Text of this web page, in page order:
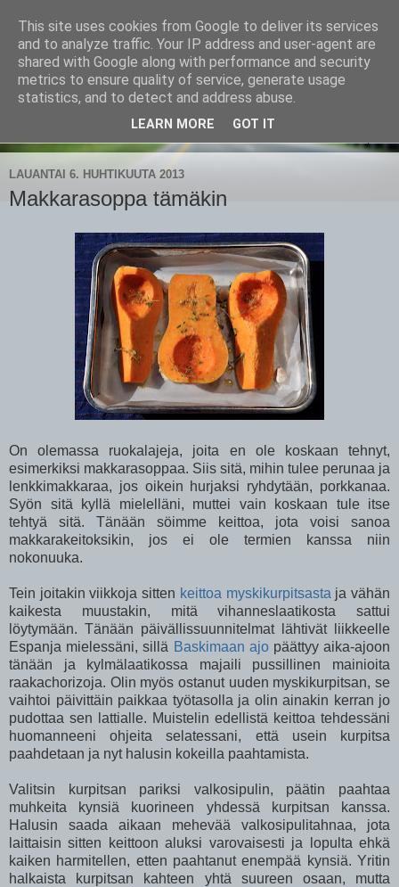
CampaSimpukka
kammen- ja kauhanpyöritystä
LAUANTAI 6. HUHTIKUUTA 2013
Makkarasoppa tämäkin
On olemassa ruokalajeja, joita en ole koskaan tehnyt,
esimerkiksi makkarasoppaa. Siis sitä, mihin tulee perunaa ja
lenkkimakkaraa, jos oikein hurjaksi ryhdytään, porkkanaa.
Syön sitä kyllä mielelläni, muttei vain koskaan tule itse
tehtyä sitä. Tänään söimme keittoa, jota voisi sanoa
makkarakeitoksikin, jos ei ole termien kanssa niin
nokonuuka.
Tein joitakin viikkoja sitten keittoa myskikurpitsasta ja vähän
kaikesta muustakin, mitä vihanneslaatikosta sattui
löytymään. Tänään päivällissuunnitelmat lähtivät liikkeelle
Espanja mielessäni, sillä Baskimaan ajopäättyy aika-ajoon
tänään ja kylmälaatikossa majaili pussillinen mainioita
raakachorizoja. Olin myös ostanut uuden myskikurpitsan, se
vaihtoi päivittäin paikkaa työtasolla ja olin ainakin kerran jo
pudottaa sen lattialle. Muistelin edellistä keittoa tehdessäni
huomanneeni ohjeita selatessani, että usein kurpitsa
paahdetaan ja nyt halusin kokeilla paahtamista.
Valitsin kurpitsan pariksi valkosipulin, päätin paahtaa
muhkeita kynsiä kuorineen yhdessä kurpitsan kanssa.
Halusin saada aikaan mehevää valkosipulitahnaa, jota
laittaisin sitten keittoon aluksi varovaisesti ja lopulta ehkä
kaiken harmitellen, etten paahtanut enempää kynsiä. Yritin
halkaista kurpitsan kahteen yhtä suureen osaan, mutta
This site uses cookies from Google to deliver its services
and to analyze traffic. Your IP address and user-agent are
shared with Google along with performance and security
metrics to ensure quality of service, generate usage
statistics, and to detect and address abuse.
LEARN MORE GOT IT